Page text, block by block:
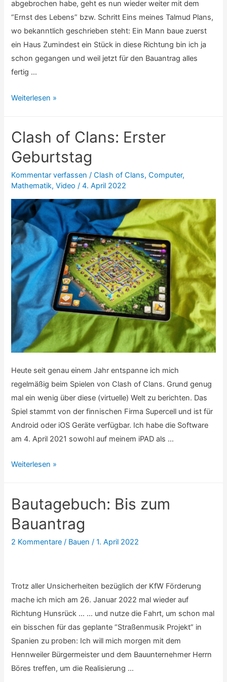
abgebrochen habe, geht es nun wieder weiter mit dem
“Ernst des Lebens” bzw. Schritt Eins meines Talmud Plans,
wo bekanntlich geschrieben steht: Ein Mann baue zuerst
ein Haus Zumindest ein Stück in diese Richtung bin ich ja
schon gegangen und weil jetzt für den Bauantrag alles
fertig …
Bautagebuch:
noch
was
wird?
Weiterlesen »
Clash of Clans: Erster
Geburtstag
Kommentar verfassen /Clash of Clans,Computer,
Mathematik,Video /4. April 2022
Heute seit genau einem Jahr entspanne ich mich
regelmäßig beim Spielen von Clash of Clans. Grund genug
mal ein wenig über diese (virtuelle) Welt zu berichten. Das
Spiel stammt von der finnischen Firma Supercell und ist für
Android oder iOS Geräte verfügbar. Ich habe die Software
am 4. April 2021 sowohl auf meinem iPAD als …
Clash
Erster
Geburtstag
Weiterlesen »
Bautagebuch: Bis zum
Bauantrag
2 Kommentare / Bauen /1. April 2022
Trotz aller Unsicherheiten bezüglich der KfW Förderung
mache ich mich am 26. Januar 2022 mal wieder auf
Richtung Hunsrück … … und nutze die Fahrt, um schon mal
ein bisschen für das geplante “Straßenmusik Projekt” in
Spanien zu proben: Ich will mich morgen mit dem
Hennweiler Bürgermeister und dem Bauunternehmer Herrn
Böres treffen, um die Realisierung …